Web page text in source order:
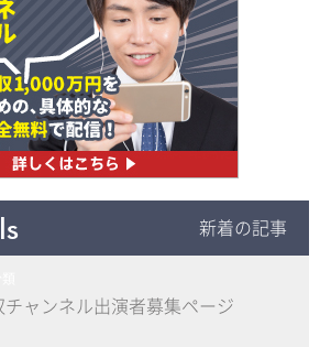
新着の記事
チャンネル出演者募集ページ